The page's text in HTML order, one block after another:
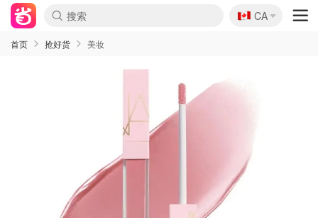
🇨🇦
CA
首页 抢好货 美妆